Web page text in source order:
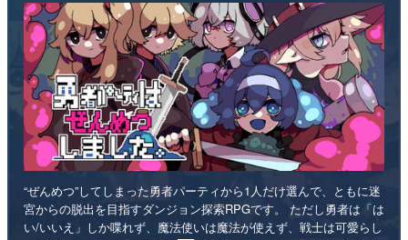
“ぜんめつ”してしまった勇者パーティから1人だけ選んで、ともに迷
宮からの脱出を目指すダンジョン探索RPGです。 ただし勇者は「は
い/いいえ」しか喋れず、魔法使いは魔法が使えず、戦士は可愛らし